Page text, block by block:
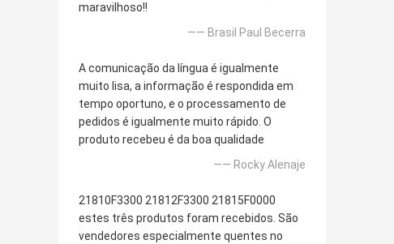
maravilhoso!!
—— Brasil Paul Becerra
A comunicação da língua é igualmente
muito lisa, a informação é respondida em
tempo oportuno, e o processamento de
pedidos é igualmente muito rápido. O
produto recebeu é da boa qualidade
—— Rocky Alenaje
21810F3300 21812F3300 21815F0000
estes três produtos foram recebidos. São
vendedores especialmente quentes no